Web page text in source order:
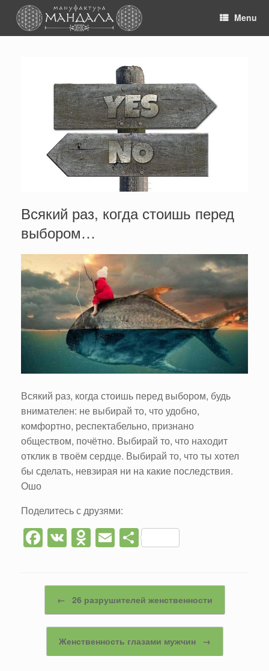
content
Menu
Всякий раз, когда стоишь перед
выбором…
Всякий раз, когда стоишь перед выбором, будь
внимателен: не выбирай то, что удобно,
комфортно, респектабельно, признано
обществом, почётно. Выбирай то, что находит
отклик в твоём сердце. Выбирай то, что ты хотел
бы сделать, невзирая ни на какие последствия.
Ошо
Поделитесь с друзями:
F
a
e
b
o
o
V
K
O
d
o
kl
a
ss
E
m
О
тп
а
в
и
ть
← 26 разрушителей женственности
Женственность глазами мужчин →